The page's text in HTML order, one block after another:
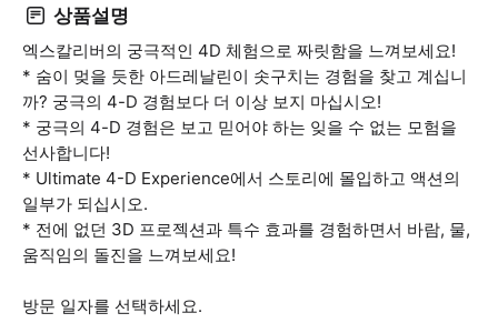
상품설명
엑스칼리버의 궁극적인 4D 체험으로 짜릿함을 느껴보세요!
* 숨이 멎을 듯한 아드레날린이 솟구치는 경험을 찾고 계십니
까? 궁극의 4-D 경험보다 더 이상 보지 마십시오!
* 궁극의 4-D 경험은 보고 믿어야 하는 잊을 수 없는 모험을
선사합니다!
* Ultimate 4-D Experience에서 스토리에 몰입하고 액션의
일부가 되십시오.
* 전에 없던 3D 프로젝션과 특수 효과를 경험하면서 바람, 물,
움직임의 돌진을 느껴보세요!
방문 일자를 선택하세요.